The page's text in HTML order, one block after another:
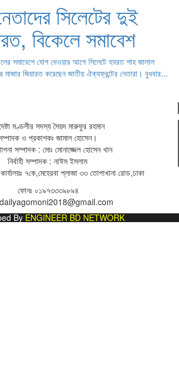
সিলেটের দুই
বিকেলে সমাবেশ
যোগ দেওয়ার আগে সিলেটে হযরত শাহ জালাল
জিয়ারত করেছেন জাতীয় ঐক্যফ্রন্টের নেতারা। বুধবার...
মণ্ডলীর সদস্য সৈয়দ মারুফুর রহমান
ও প্রকাশকঃ জামাল হোসেন।
সম্পাদক : মোঃ মোনাজ্জেল হোসেন খান
নির্বাহী সম্পাদক : নাঈম ইসলাম
৭কে,মেহেরবা প্লাজা ৩৩ তোপাখানা রোড,ঢাকা
ফোনঃ ০১৯৭৩৩৩৯৮৯৪
By ENGINEER BD NETWORK